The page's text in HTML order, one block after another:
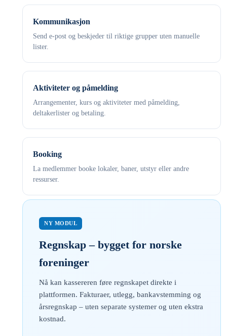
Kommunikasjon
Send e-post og beskjeder til riktige grupper uten manuelle
lister.
Aktiviteter og påmelding
Arrangementer, kurs og aktiviteter med påmelding,
deltakerlister og betaling.
Booking
La medlemmer booke lokaler, baner, utstyr eller andre
ressurser.
NY MODUL
Regnskap – bygget for norske
foreninger
Nå kan kassereren føre regnskapet direkte i
plattformen. Fakturaer, utlegg, bankavstemming og
årsregnskap – uten separate systemer og uten ekstra
kostnad.